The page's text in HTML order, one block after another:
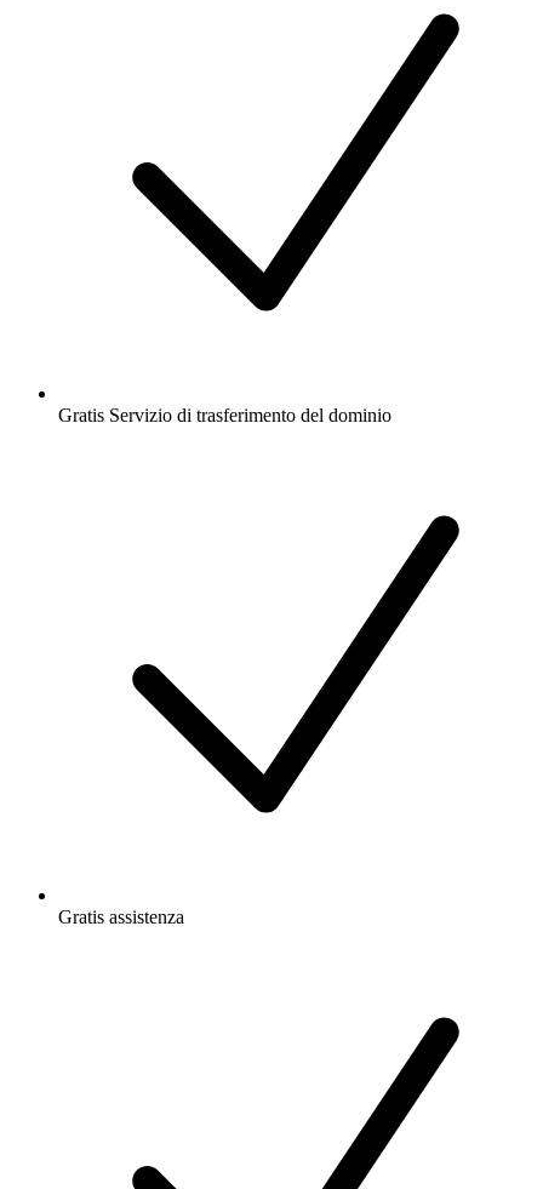
Gratis Servizio di trasferimento del dominio
Gratis assistenza